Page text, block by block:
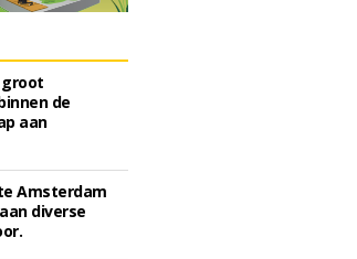
groot
de
aan
Amsterdam
diverse